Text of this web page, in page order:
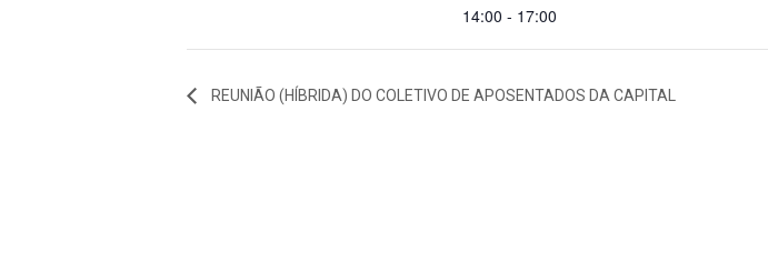
14:00 - 17:00
REUNIÃO (HÍBRIDA) DO COLETIVO DE APOSENTADOS DA CAPITAL